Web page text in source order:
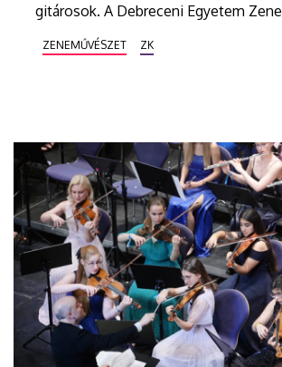
gitárosok. A Debreceni Egyetem
Szakgimnázium és Zeneiskolában
Klasszikus Gitárosok Debreceni
hangszeresek.
ZENEMŰVÉSZET ZK